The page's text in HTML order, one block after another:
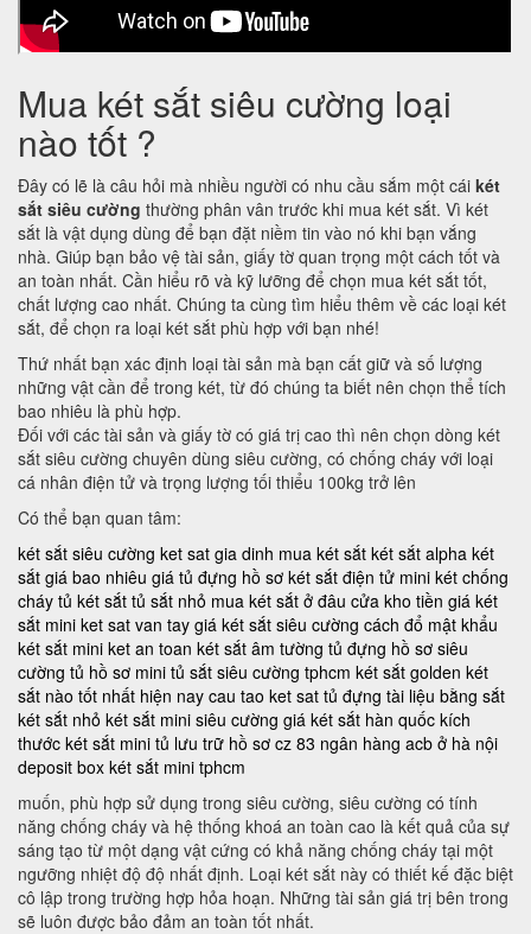
Mua két sắt siêu cường loại
nào tốt ?
Đây có lẽ là câu hỏi mà nhiều người có nhu cầu sắm một cái két
sắt siêu cường thường phân vân trước khi mua két sắt. Vì két
sắt là vật dụng dùng để bạn đặt niềm tin vào nó khi bạn vắng
nhà. Giúp bạn bảo vệ tài sản, giấy tờ quan trọng một cách tốt và
an toàn nhất. Cần hiểu rõ và kỹ lưỡng để chọn mua két sắt tốt,
chất lượng cao nhất. Chúng ta cùng tìm hiểu thêm về các loại két
sắt, để chọn ra loại két sắt phù hợp với bạn nhé!
Thứ nhất bạn xác định loại tài sản mà bạn cất giữ và số lượng
những vật cần để trong két, từ đó chúng ta biết nên chọn thể tích
bao nhiêu là phù hợp.
Đối với các tài sản và giấy tờ có giá trị cao thì nên chọn dòng két
sắt siêu cường chuyên dùng siêu cường, có chống cháy với loại
cá nhân điện tử và trọng lượng tối thiểu 100kg trở lên
Có thể bạn quan tâm:
két sắt siêu cường ket sat gia dinh mua két sắt két sắt alpha két
sắt giá bao nhiêu giá tủ đựng hồ sơ két sắt điện tử mini két chống
cháy tủ két sắt tủ sắt nhỏ mua két sắt ở đâu cửa kho tiền giá két
sắt mini ket sat van tay giá két sắt siêu cường cách đổ mật khẩu
két sắt mini ket an toan két sắt âm tường tủ đựng hồ sơ siêu
cường tủ hồ sơ mini tủ sắt siêu cường tphcm két sắt golden két
sắt nào tốt nhất hiện nay cau tao ket sat tủ đựng tài liệu bằng sắt
két sắt nhỏ két sắt mini siêu cường giá két sắt hàn quốc kích
thước két sắt mini tủ lưu trữ hồ sơ cz 83 ngân hàng acb ở hà nội
deposit box két sắt mini tphcm
muốn, phù hợp sử dụng trong siêu cường, siêu cường có tính
năng chống cháy và hệ thống khoá an toàn cao là kết quả của sự
sáng tạo từ một dạng vật cứng có khả năng chống cháy tại một
ngưỡng nhiệt độ độ nhất định. Loại két sắt này có thiết kế đặc biệt
cô lập trong trường hợp hỏa hoạn. Những tài sản giá trị bên trong
sẽ luôn được bảo đảm an toàn tốt nhất.